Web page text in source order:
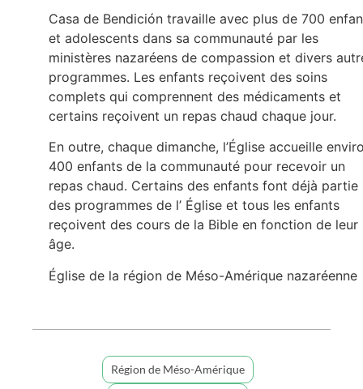
Casa de Bendición travaille avec plus de 700
et adolescents dans sa communauté par les
ministères nazaréens de compassion et divers
programmes. Les enfants reçoivent des soins
complets qui comprennent des médicaments et
certains reçoivent un repas chaud chaque jour.
En outre, chaque dimanche, l’Église accueille
400 enfants de la communauté pour recevoir un
repas chaud. Certains des enfants font déjà partie
des programmes de l’ Église et tous les enfants
reçoivent des cours de la Bible en fonction de leur
âge.
Église de la région de Méso-Amérique nazaréenne
Région de Méso-Amérique